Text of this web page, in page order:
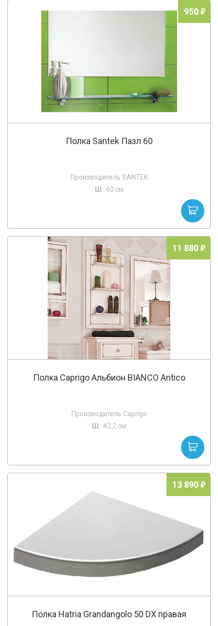
950
Полка Santek Пазл 60
Производитель SANTEK
Ш : 60 см
11 880
Полка Caprigo Альбион BIANCO Antico
Производитель Caprigo
Ш : 42.2 см
13 890
Полка Hatria Grandangolo 50 DX правая